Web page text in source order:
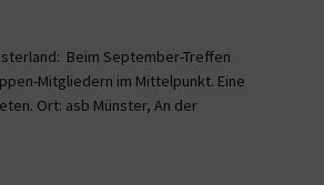
Beim September-Treffen
Mitgliedern im Mittelpunkt. Eine
Ort: asb Münster, An der